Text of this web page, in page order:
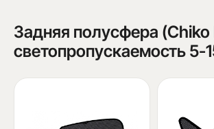
Задняя полусфера (Chiko
светопропускаемость 5-